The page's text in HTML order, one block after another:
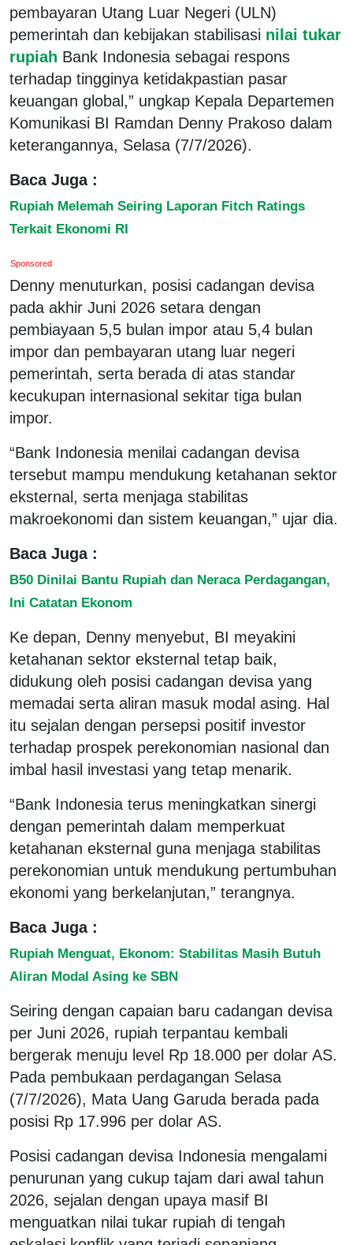
pembayaran Utang Luar Negeri (ULN)
pemerintah dan kebijakan stabilisasi nilai tukar
rupiah Bank Indonesia sebagai respons
terhadap tingginya ketidakpastian pasar
keuangan global,” ungkap Kepala Departemen
Komunikasi BI Ramdan Denny Prakoso dalam
keterangannya, Selasa (7/7/2026).
Baca Juga :
Rupiah Melemah Seiring Laporan Fitch Ratings
Terkait Ekonomi RI
Sponsored
Denny menuturkan, posisi cadangan devisa
pada akhir Juni 2026 setara dengan
pembiayaan 5,5 bulan impor atau 5,4 bulan
impor dan pembayaran utang luar negeri
pemerintah, serta berada di atas standar
kecukupan internasional sekitar tiga bulan
impor.
“Bank Indonesia menilai cadangan devisa
tersebut mampu mendukung ketahanan sektor
eksternal, serta menjaga stabilitas
makroekonomi dan sistem keuangan,” ujar dia.
Baca Juga :
B50 Dinilai Bantu Rupiah dan Neraca Perdagangan,
Ini Catatan Ekonom
Ke depan, Denny menyebut, BI meyakini
ketahanan sektor eksternal tetap baik,
didukung oleh posisi cadangan devisa yang
memadai serta aliran masuk modal asing. Hal
itu sejalan dengan persepsi positif investor
terhadap prospek perekonomian nasional dan
imbal hasil investasi yang tetap menarik.
“Bank Indonesia terus meningkatkan sinergi
dengan pemerintah dalam memperkuat
ketahanan eksternal guna menjaga stabilitas
perekonomian untuk mendukung pertumbuhan
ekonomi yang berkelanjutan,” terangnya.
Baca Juga :
Rupiah Menguat, Ekonom: Stabilitas Masih Butuh
Aliran Modal Asing ke SBN
Seiring dengan capaian baru cadangan devisa
per Juni 2026, rupiah terpantau kembali
bergerak menuju level Rp 18.000 per dolar AS.
Pada pembukaan perdagangan Selasa
(7/7/2026), Mata Uang Garuda berada pada
posisi Rp 17.996 per dolar AS.
Posisi cadangan devisa Indonesia mengalami
penurunan yang cukup tajam dari awal tahun
2026, sejalan dengan upaya masif BI
menguatkan nilai tukar rupiah di tengah